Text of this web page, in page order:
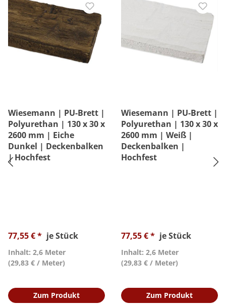
Wiesemann | PU-Brett |
Polyurethan | 130 x 30 x
2600 mm | Eiche
Dunkel | Deckenbalken
| Hochfest
77,55 € * je Stück
Inhalt: 2,6 Meter
(29,83 € / Meter)
Zum Produkt
Wiesemann | PU-Brett |
Polyurethan | 130 x 30 x
2600 mm | Weiß |
Deckenbalken |
Hochfest
77,55 € * je Stück
Inhalt: 2,6 Meter
(29,83 € / Meter)
Zum Produkt